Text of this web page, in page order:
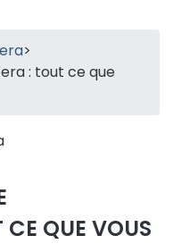
>
: tout ce que
CE QUE VOUS